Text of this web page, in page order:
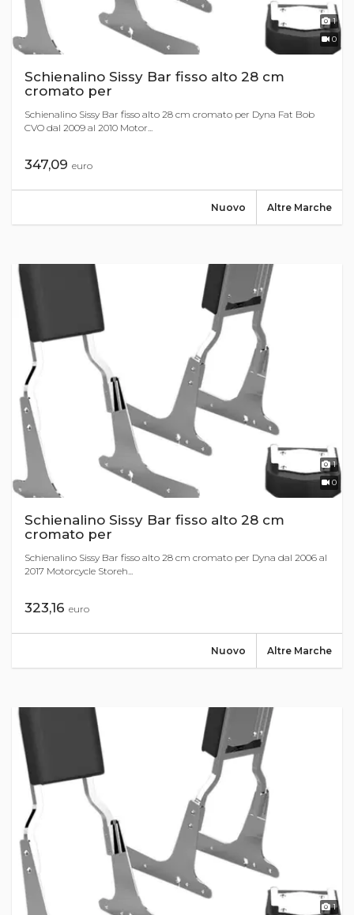
1
0
Schienalino Sissy Bar fisso alto 28 cm
cromato per
Schienalino Sissy Bar fisso alto 28 cm cromato per Dyna Fat Bob
CVO dal 2009 al 2010 Motor...
347,09 euro
Altre Marche
Nuovo
1
0
Schienalino Sissy Bar fisso alto 28 cm
cromato per
Schienalino Sissy Bar fisso alto 28 cm cromato per Dyna dal 2006 al
2017 Motorcycle Storeh...
323,16 euro
Altre Marche
Nuovo
1